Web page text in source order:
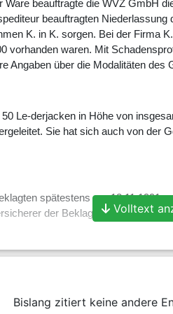
beauftragte die WVZ GmbH
beauftragten
K. in K. sorgen. Bei der Firma
vorhanden waren. Mit
Angaben über die Modalitäten
Le-derjacken in Höhe von
Sie hat sich auch von der
spätestens am 18.11.1991
der Beklagten - unter
nicht habe darlegen und
oder eines groben
im Schadensprotokoll werde
Volltext
Bislang zitiert keine andere